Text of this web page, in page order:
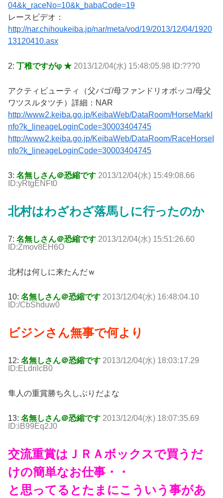
04&k_raceNo=10&k_babaCode=19
レースビデオ：
http://nar.chihoukeiba.jp/nar/meta/vod/19/2013/12/04/1920
13120410.asx
2: 丁稚ですがφ ★ 2013/12/04(水) 15:48:05.98 ID:???0
アクティビューティ（父バゴ/母ファンドリオボッコ/母父
ワツスルタツチ）詳細：NAR
http://www2.keiba.go.jp/KeibaWeb/DataRoom/HorseMarkI
nfo?k_lineageLoginCode=30003404745
http://www2.keiba.go.jp/KeibaWeb/DataRoom/RaceHorseI
nfo?k_lineageLoginCode=30003404745
3: 名無しさん＠恐縮です 2013/12/04(水) 15:49:08.66
ID:yRtgENFt0
北村はわざわざ落馬しに行ったのか
7: 名無しさん＠恐縮です 2013/12/04(水) 15:51:26.60
ID:Zmov8EH6O
北村は何しに来たんだｗ
10: 名無しさん＠恐縮です 2013/12/04(水) 16:48:04.10
ID:/CbShduw0
ビジンさん無事で何より
12: 名無しさん＠恐縮です 2013/12/04(水) 18:03:17.29
ID:ELdrilcB0
隼人の重賞勝ち久しぶりだよな
13: 名無しさん＠恐縮です 2013/12/04(水) 18:07:35.69
ID:iB99Eq2J0
交流重賞はＪＲＡボックスで買うだ
けの簡単なお仕事・・
と思ってるとたまにこういう事があ